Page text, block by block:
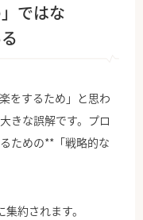
ではな
をするため」と思わ
きな誤解です。プロ
ための**「戦略的な
約されます。